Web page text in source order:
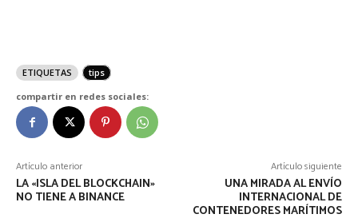
ETIQUETAS
tips
compartir en redes sociales:
Artículo anterior
LA «ISLA DEL BLOCKCHAIN»
NO TIENE A BINANCE
Artículo siguiente
UNA MIRADA AL ENVÍO
INTERNACIONAL DE
CONTENEDORES MARÍTIMOS